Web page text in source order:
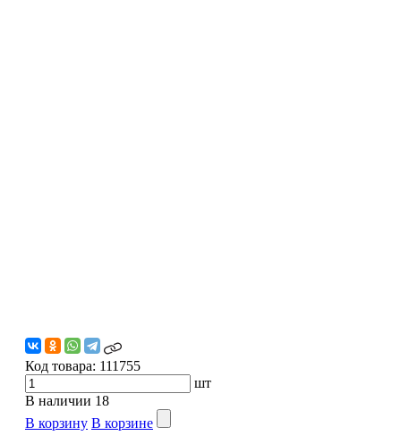
Код товара: 111755
шт
В наличии 18
В корзину В корзине